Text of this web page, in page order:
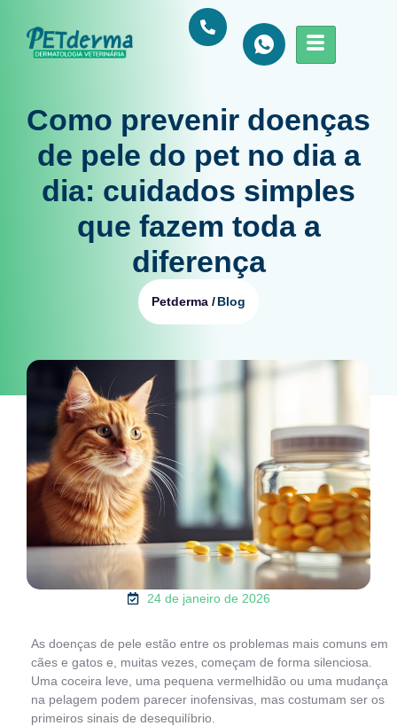
Como prevenir doenças
de pele do pet no dia a
dia: cuidados simples
que fazem toda a
diferença
Petderma /Blog
24 de janeiro de 2026
As doenças de pele estão entre os problemas mais comuns em
cães e gatos e, muitas vezes, começam de forma silenciosa.
Uma coceira leve, uma pequena vermelhidão ou uma mudança
na pelagem podem parecer inofensivas, mas costumam ser os
primeiros sinais de desequilíbrio.